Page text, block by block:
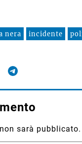
nera incidente
sarà pubblicato.